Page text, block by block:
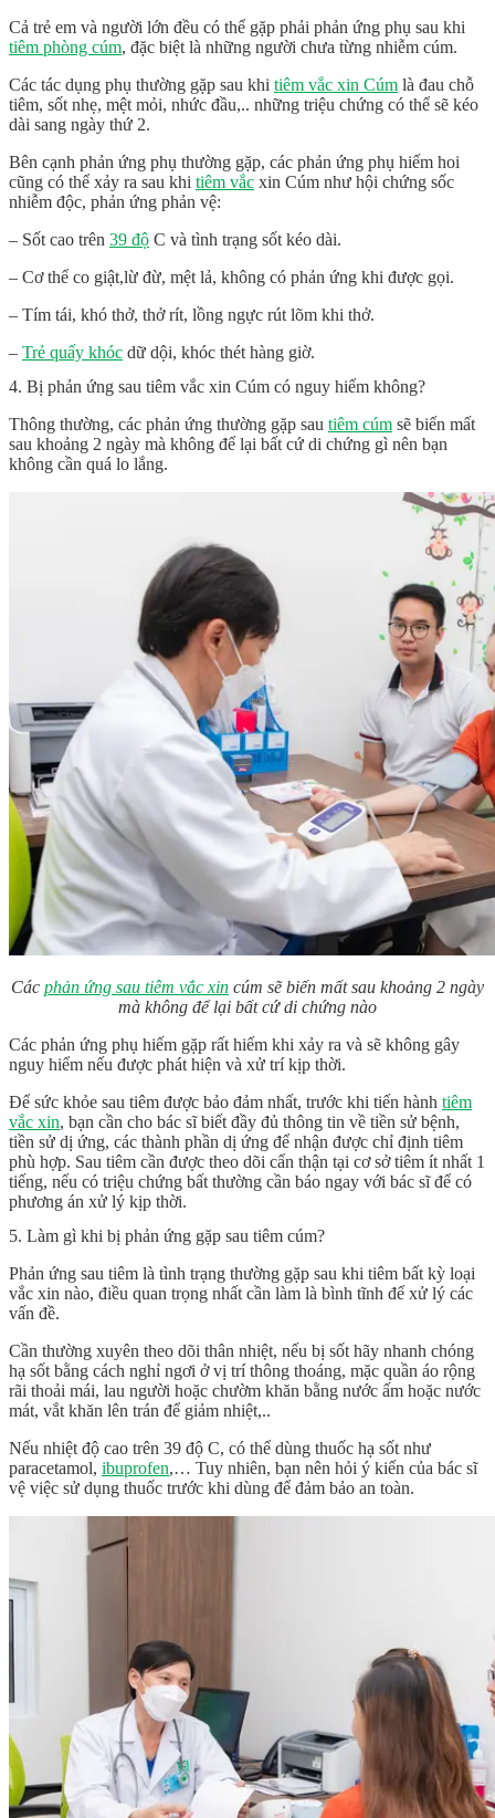
Cả trẻ em và người lớn đều có thể gặp phải phản ứng phụ sau khi
tiêm phòng cúm, đặc biệt là những người chưa từng nhiễm cúm.
Các tác dụng phụ thường gặp sau khi tiêm vắc xin Cúm là đau chỗ
tiêm, sốt nhẹ, mệt mỏi, nhức đầu,.. những triệu chứng có thể sẽ kéo
dài sang ngày thứ 2.
Bên cạnh phản ứng phụ thường gặp, các phản ứng phụ hiếm hoi
cũng có thể xảy ra sau khi tiêm vắc xin Cúm như hội chứng sốc
nhiễm độc, phản ứng phản vệ:
– Sốt cao trên 39 độ C và tình trạng sốt kéo dài.
– Cơ thể co giật,lừ đừ, mệt lả, không có phản ứng khi được gọi.
– Tím tái, khó thở, thở rít, lồng ngực rút lõm khi thở.
– Trẻ quấy khóc dữ dội, khóc thét hàng giờ.
4. Bị phản ứng sau tiêm vắc xin Cúm có nguy hiểm không?
Thông thường, các phản ứng thường gặp sau tiêm cúm sẽ biến mất
sau khoảng 2 ngày mà không để lại bất cứ di chứng gì nên bạn
không cần quá lo lắng.
Các phản ứng sau tiêm vắc xin cúm sẽ biến mất sau khoảng 2 ngày
mà không để lại bất cứ di chứng nào
Các phản ứng phụ hiếm gặp rất hiếm khi xảy ra và sẽ không gây
nguy hiểm nếu được phát hiện và xử trí kịp thời.
Để sức khỏe sau tiêm được bảo đảm nhất, trước khi tiến hành tiêm
vắc xin, bạn cần cho bác sĩ biết đầy đủ thông tin về tiền sử bệnh,
tiền sử dị ứng, các thành phần dị ứng để nhận được chỉ định tiêm
phù hợp. Sau tiêm cần được theo dõi cẩn thận tại cơ sở tiêm ít nhất 1
tiếng, nếu có triệu chứng bất thường cần báo ngay với bác sĩ để có
phương án xử lý kịp thời.
5. Làm gì khi bị phản ứng gặp sau tiêm cúm?
Phản ứng sau tiêm là tình trạng thường gặp sau khi tiêm bất kỳ loại
vắc xin nào, điều quan trọng nhất cần làm là bình tĩnh để xử lý các
vấn đề.
Cần thường xuyên theo dõi thân nhiệt, nếu bị sốt hãy nhanh chóng
hạ sốt bằng cách nghỉ ngơi ở vị trí thông thoáng, mặc quần áo rộng
rãi thoải mái, lau người hoặc chườm khăn bằng nước ấm hoặc nước
mát, vắt khăn lên trán để giảm nhiệt,..
Nếu nhiệt độ cao trên 39 độ C, có thể dùng thuốc hạ sốt như
paracetamol, ibuprofen,… Tuy nhiên, bạn nên hỏi ý kiến của bác sĩ
vệ việc sử dụng thuốc trước khi dùng để đảm bảo an toàn.